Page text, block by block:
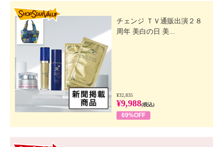
【保証（有無）、保証期間】
・なし
【原産国（地）】
・日本製
チェンジ ＴＶ通販出演２８
周年 美白の日 美...
¥32,835
¥9,988(税込)
69%OFF